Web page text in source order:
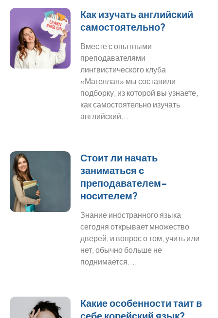
Как изучать английский
самостоятельно?
Вместе с опытными
преподавателями
лингвистического клуба
«Магеллан» мы составили
подборку, из которой вы узнаете,
как самостоятельно изучать
английский...
Стоит ли начать
заниматься с
преподавателем-
носителем?
Знание иностранного языка
сегодня открывает множество
дверей, и вопрос о том, учить или
нет, обычно больше не
поднимается....
Какие особенности таит в
себе корейский язык?